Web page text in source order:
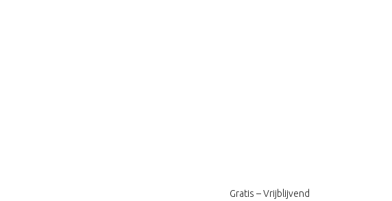
Gratis – Vrijblijvend